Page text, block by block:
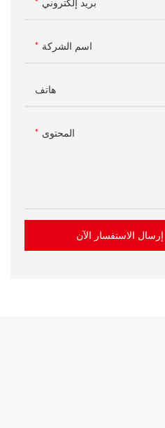
بريد إلكتروني
اسم الشركة
هاتف
المحتوى
إرسال الاستفسار الآن